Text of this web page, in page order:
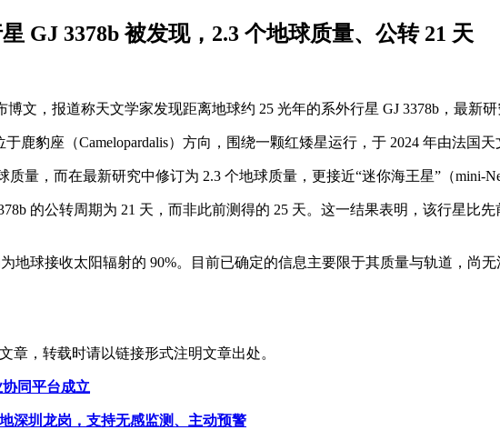
GJ 3378b 被发现，2.3 个地球质量、公转 21 天
博文，报道称天文学家发现距离地球约 25 光年的系外行星 GJ 3378b，最新
豹座（Camelopardalis）方向，围绕一颗红矮星运行，于 2024 年由法国天
量，而在最新研究中修订为 2.3 个地球质量，更接近“迷你海王星”（mini-
的公转周期为 21 天，而非此前测得的 25 天。这一结果表明，该行星比
地球接收太阳辐射的 90%。目前已确定的信息主要限于其质量与轨道，尚
章，转载时请以链接形式注明文章出处。
同平台成立
深圳龙岗，支持无感监测、主动预警